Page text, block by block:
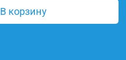
В корзину